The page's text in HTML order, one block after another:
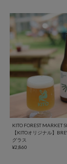
【KITOオリジナル】
グラス
¥2,860